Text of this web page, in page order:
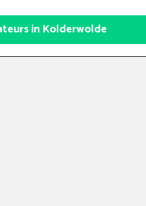
in Kolderwolde